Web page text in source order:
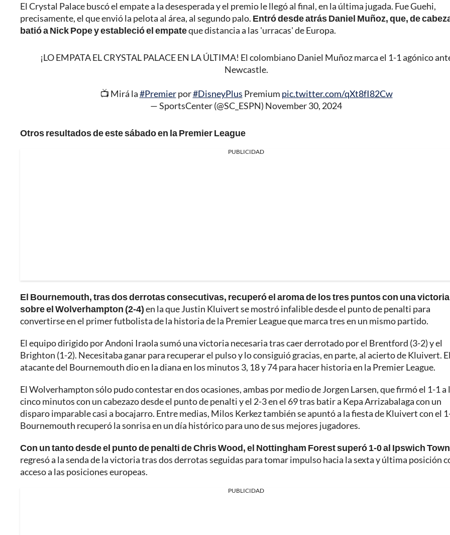
El Crystal Palace buscó el empate a la desesperada y el premio le llegó al final, en la última jugada. Fue Guehi,
precisamente, el que envió la pelota al área, al segundo palo. Entró desde atrás Daniel Muñoz, que, de
batió a Nick Pope y estableció el empateque distancia a las 'urracas' de Europa.
¡LO EMPATA EL CRYSTAL PALACE EN LA ÚLTIMA! El colombiano Daniel Muñoz marca el 1-1 agónico
Newcastle.
📺 Mirá la#Premierpor#DisneyPlus Premium pic.twitter.com/qXt8fI82Cw
— SportsCenter (@SC_ESPN) November 30, 2024
Otros resultados de este sábado en la Premier League
PUBLICIDAD
El Bournemouth, tras dos derrotas consecutivas, recuperó el aroma de los tres puntos con una victoria
sobre el Wolverhampton (2-4)en la que Justin Kluivert se mostró infalible desde el punto de penalti para
convertirse en el primer futbolista de la historia de la Premier League que marca tres en un mismo partido.
El equipo dirigido por Andoni Iraola sumó una victoria necesaria tras caer derrotado por el Brentford (3-2) y el
Brighton (1-2). Necesitaba ganar para recuperar el pulso y lo consiguió gracias, en parte, al acierto de Kluivert.
atacante del Bournemouth dio en la diana en los minutos 3, 18 y 74 para hacer historia en la Premier League.
El Wolverhampton sólo pudo contestar en dos ocasiones, ambas por medio de Jorgen Larsen, que firmó el 1-1 a
cinco minutos con un cabezazo desde el punto de penalti y el 2-3 en el 69 tras batir a Kepa Arrizabalaga con un
disparo imparable casi a bocajarro. Entre medias, Milos Kerkez también se apuntó a la fiesta de Kluivert con el
Bournemouth recuperó la sonrisa en un día histórico para uno de sus mejores jugadores.
Con un tanto desde el punto de penalti de Chris Wood, el Nottingham Forest superó 1-0 al Ipswich
regresó a la senda de la victoria tras dos derrotas seguidas para tomar impulso hacia la sexta y última posición
acceso a las posiciones europeas.
PUBLICIDAD